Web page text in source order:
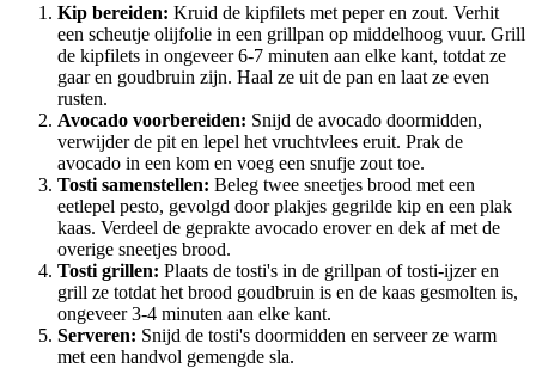
Kip bereiden: Kruid de kipfilets met peper en zout. Verhit
een scheutje olijfolie in een grillpan op middelhoog vuur. Grill
de kipfilets in ongeveer 6-7 minuten aan elke kant, totdat ze
gaar en goudbruin zijn. Haal ze uit de pan en laat ze even
rusten.
Avocado voorbereiden: Snijd de avocado doormidden,
verwijder de pit en lepel het vruchtvlees eruit. Prak de
avocado in een kom en voeg een snufje zout toe.
Tosti samenstellen: Beleg twee sneetjes brood met een
eetlepel pesto, gevolgd door plakjes gegrilde kip en een plak
kaas. Verdeel de geprakte avocado erover en dek af met de
overige sneetjes brood.
Tosti grillen: Plaats de tosti's in de grillpan of tosti-ijzer en
grill ze totdat het brood goudbruin is en de kaas gesmolten is,
ongeveer 3-4 minuten aan elke kant.
Serveren: Snijd de tosti's doormidden en serveer ze warm
met een handvol gemengde sla.